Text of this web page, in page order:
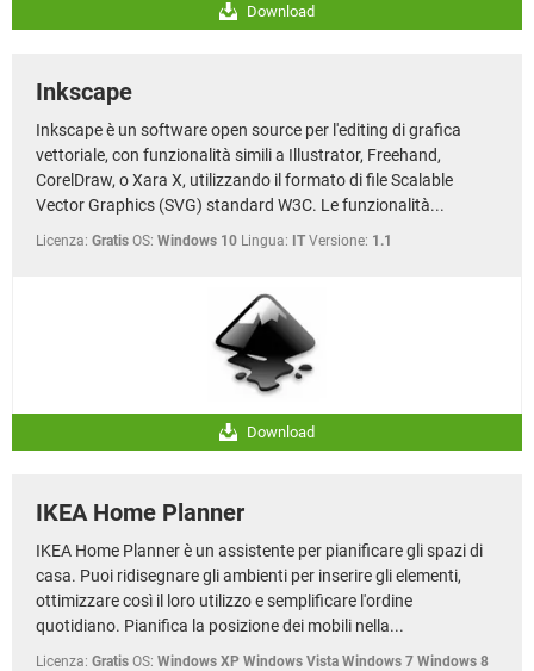
Download
Inkscape
Inkscape è un software open source per l'editing di grafica
vettoriale, con funzionalità simili a Illustrator, Freehand,
CorelDraw, o Xara X, utilizzando il formato di file Scalable
Vector Graphics (SVG) standard W3C. Le funzionalità...
Licenza: Gratis OS: Windows 10 Lingua: IT Versione: 1.1
Download
IKEA Home Planner
IKEA Home Planner è un assistente per pianificare gli spazi di
casa. Puoi ridisegnare gli ambienti per inserire gli elementi,
ottimizzare così il loro utilizzo e semplificare l'ordine
quotidiano. Pianifica la posizione dei mobili nella...
Licenza: Gratis OS: Windows XP Windows Vista Windows 7 Windows 8